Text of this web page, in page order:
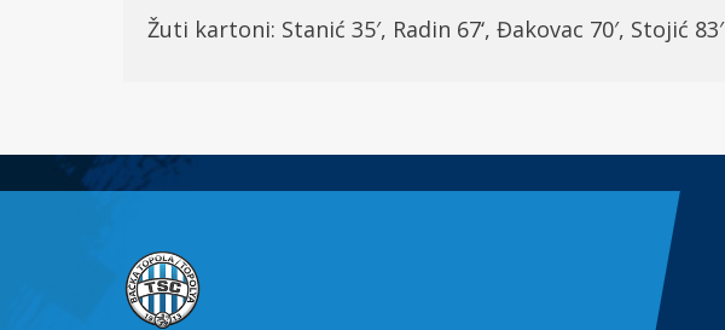
Žuti kartoni: Stanić 35′, Radin 67‘, Đakovac 70′, Stojić 83′